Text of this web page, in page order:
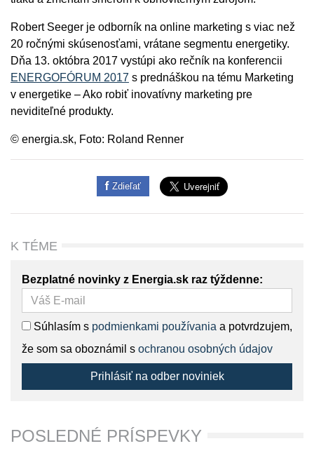
Robert Seeger je odborník na online marketing s viac než
20 ročnými skúsenosťami, vrátane segmentu energetiky.
Dňa 13. októbra 2017 vystúpi ako rečník na konferencii
ENERGOFÓRUM 2017 s prednáškou na tému Marketing
v energetike – Ako robiť inovatívny marketing pre
neviditeľné produkty.
© energia.sk, Foto: Roland Renner
Zdieľať
K TÉME
Bezplatné novinky z Energia.sk raz týždenne:
Súhlasím s podmienkami používania a potvrdzujem,
že som sa oboznámil s ochranou osobných údajov
Prihlásiť na odber noviniek
POSLEDNÉ PRÍSPEVKY